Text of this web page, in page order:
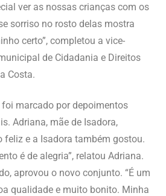
ver as nossas crianças com os
sorriso no rosto delas mostra
certo”, completou a vice-
de Cidadania e Direitos
Costa.
marcado por depoimentos
Adriana, mãe de Isadora,
feliz e a Isadora também gostou.
é de alegria”, relatou Adriana.
aprovou o novo conjunto. “É um
qualidade e muito bonito. Minha